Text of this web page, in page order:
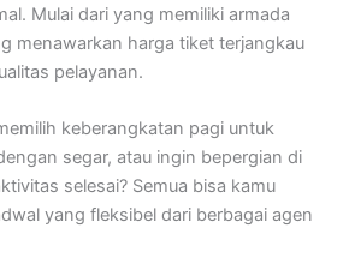
Mulai dari yang memiliki armada
menawarkan harga tiket terjangkau
pelayanan.
keberangkatan pagi untuk
segar, atau ingin bepergian di
selesai? Semua bisa kamu
yang fleksibel dari berbagai agen